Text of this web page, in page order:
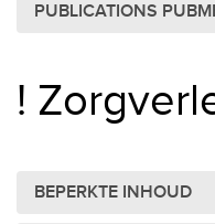
PUBLICATIONS
!
BEPERKTE INHOUD